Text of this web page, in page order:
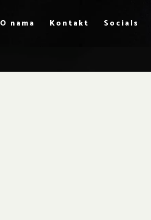
O nama Kontakt Socials